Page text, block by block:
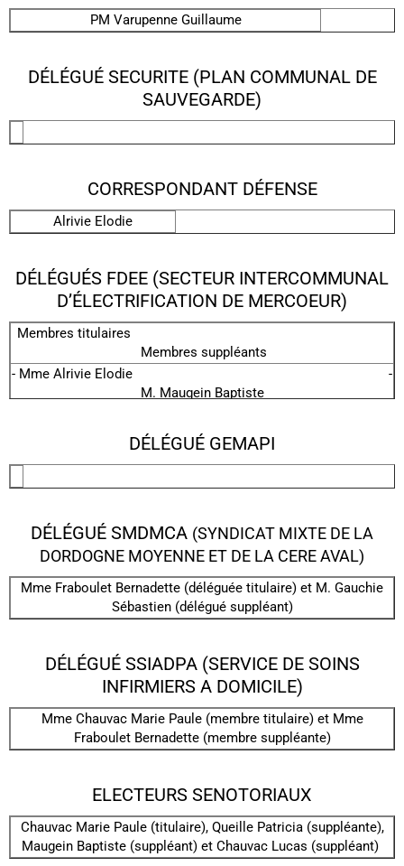
PM Varupenne Guillaume
DÉLÉGUÉ SECURITE (PLAN COMMUNAL DE
SAUVEGARDE)
CORRESPONDANT DÉFENSE
Alrivie Elodie
DÉLÉGUÉS FDEE (SECTEUR INTERCOMMUNAL
D’ÉLECTRIFICATION DE MERCOEUR)
Membres titulaires
Membres suppléants
- Mme Alrivie Elodie -
M. Maugein Baptiste
M. Chauvac Lucas
DÉLÉGUÉ GEMAPI
DÉLÉGUÉ SMDMCA (SYNDICAT MIXTE DE LA
DORDOGNE MOYENNE ET DE LA CERE AVAL)
Mme Fraboulet Bernadette (déléguée titulaire) et M. Gauchie
Sébastien (délégué suppléant)
DÉLÉGUÉ SSIADPA (SERVICE DE SOINS
INFIRMIERS A DOMICILE)
Mme Chauvac Marie Paule (membre titulaire) et Mme
Fraboulet Bernadette (membre suppléante)
ELECTEURS SENOTORIAUX
Chauvac Marie Paule (titulaire), Queille Patricia (suppléante),
Maugein Baptiste (suppléant) et Chauvac Lucas (suppléant)